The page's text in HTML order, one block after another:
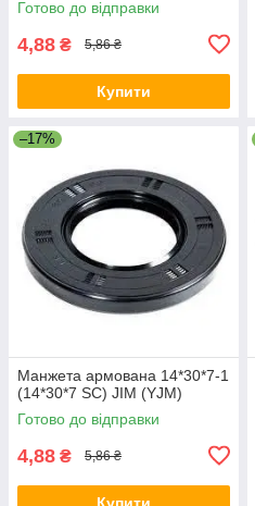
Готово до відправки
4,88 ₴ 5,86 ₴
Купити
–17%
Манжета армована 14*30*7-1
(14*30*7 SC) JIM (YJM)
Готово до відправки
4,88 ₴ 5,86 ₴